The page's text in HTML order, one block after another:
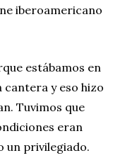
iberoamericano
estábamos en
cantera y eso hizo
Tuvimos que
eran
un privilegiado.